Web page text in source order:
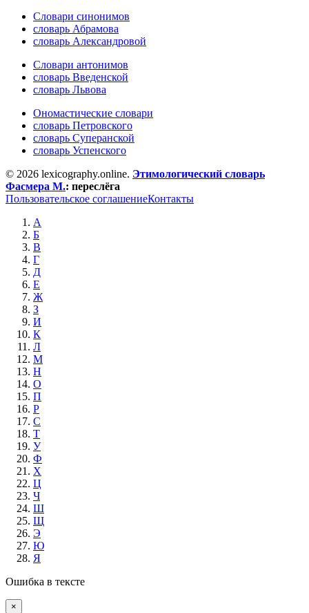
Словари синонимов
словарь Абрамова
словарь Александровой
Словари антонимов
словарь Введенской
словарь Львова
Ономастические словари
словарь Петровского
словарь Суперанской
словарь Успенского
© 2026 lexicography.online. Этимологический словарь
Фасмера М.: переслёга
Пользовательское соглашениеКонтакты
А
Б
В
Г
Д
Е
Ж
З
И
К
Л
М
Н
О
П
Р
С
Т
У
Ф
Х
Ц
Ч
Ш
Щ
Э
Ю
Я
Ошибка в тексте
×